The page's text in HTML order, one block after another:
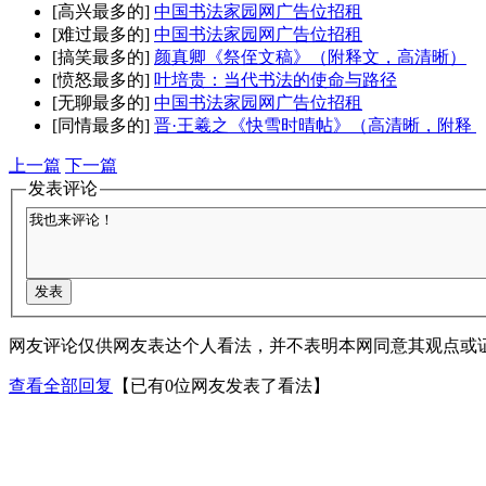
[高兴最多的] 中国书法家园网广告位招租
[难过最多的] 中国书法家园网广告位招租
[搞笑最多的] 颜真卿《祭侄文稿》（附释文，高清晰）
[愤怒最多的] 叶培贵：当代书法的使命与路径
[无聊最多的] 中国书法家园网广告位招租
[同情最多的] 晋·王羲之《快雪时晴帖》（高清晰，附释
上一篇 下一篇
发表评论
网友评论仅供网友表达个人看法，并不表明本网同意其观点或
查看全部回复 【已有0位网友发表了看法】